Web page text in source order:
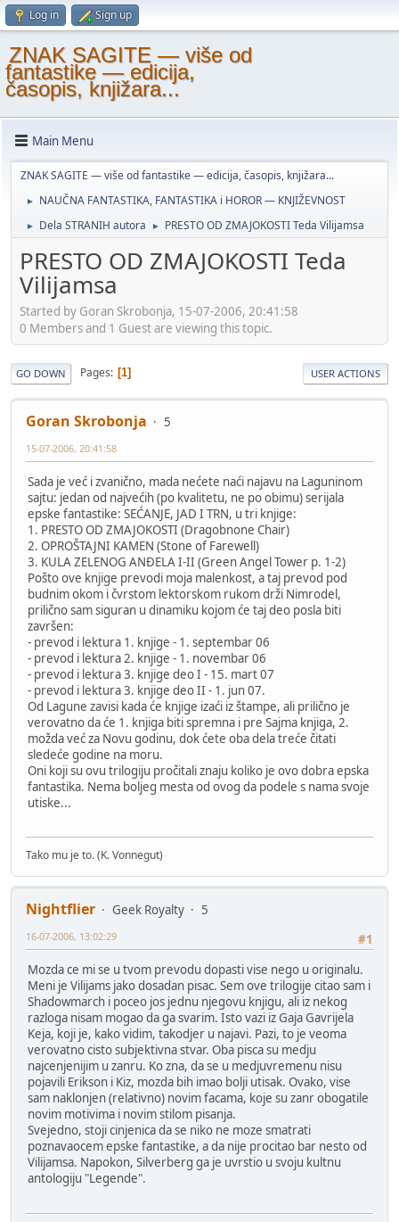
Log in Sign up
ZNAK SAGITE — više od
fantastike — edicija,
časopis, knjižara...
Main Menu
ZNAK SAGITE — više od fantastike — edicija, časopis, knjižara...
► NAUČNA FANTASTIKA, FANTASTIKA i HOROR — KNJIŽEVNOST
► Dela STRANIH autora ► PRESTO OD ZMAJOKOSTI Teda Vilijamsa
PRESTO OD ZMAJOKOSTI Teda
Vilijamsa
Started by Goran Skrobonja, 15-07-2006, 20:41:58
0 Members and 1 Guest are viewing this topic.
GO DOWN Pages 1 USER ACTIONS
Goran Skrobonja 5
15-07-2006, 20:41:58
Sada je već i zvanično, mada nećete naći najavu na Laguninom
sajtu: jedan od najvećih (po kvalitetu, ne po obimu) serijala
epske fantastike: SEĆANJE, JAD I TRN, u tri knjige:
1. PRESTO OD ZMAJOKOSTI (Dragobnone Chair)
2. OPROŠTAJNI KAMEN (Stone of Farewell)
3. KULA ZELENOG ANĐELA I-II (Green Angel Tower p. 1-2)
Pošto ove knjige prevodi moja malenkost, a taj prevod pod
budnim okom i čvrstom lektorskom rukom drži Nimrodel,
prilično sam siguran u dinamiku kojom će taj deo posla biti
završen:
- prevod i lektura 1. knjige - 1. septembar 06
- prevod i lektura 2. knjige - 1. novembar 06
- prevod i lektura 3. knjige deo I - 15. mart 07
- prevod i lektura 3. knjige deo II - 1. jun 07.
Od Lagune zavisi kada će knjige izaći iz štampe, ali prilično je
verovatno da će 1. knjiga biti spremna i pre Sajma knjiga, 2.
možda već za Novu godinu, dok ćete oba dela treće čitati
sledeće godine na moru.
Oni koji su ovu trilogiju pročitali znaju koliko je ovo dobra epska
fantastika. Nema boljeg mesta od ovog da podele s nama svoje
utiske...
Tako mu je to. (K. Vonnegut)
Nightflier Geek Royalty
5
#1
16-07-2006, 13:02:29
Mozda ce mi se u tvom prevodu dopasti vise nego u originalu.
Meni je Vilijams jako dosadan pisac. Sem ove trilogije citao sam i
Shadowmarch i poceo jos jednu njegovu knjigu, ali iz nekog
razloga nisam mogao da ga svarim. Isto vazi iz Gaja Gavrijela
Keja, koji je, kako vidim, takodjer u najavi. Pazi, to je veoma
verovatno cisto subjektivna stvar. Oba pisca su medju
najcenjenijim u zanru. Ko zna, da se u medjuvremenu nisu
pojavili Erikson i Kiz, mozda bih imao bolji utisak. Ovako, vise
sam naklonjen (relativno) novim facama, koje su zanr obogatile
novim motivima i novim stilom pisanja.
Svejedno, stoji cinjenica da se niko ne moze smatrati
poznavaocem epske fantastike, a da nije procitao bar nesto od
Vilijamsa. Napokon, Silverberg ga je uvrstio u svoju kultnu
antologiju "Legende".